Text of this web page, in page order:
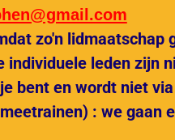
zo'n lidmaatschap
leden zijn
bent en wordt niet
: we gaan